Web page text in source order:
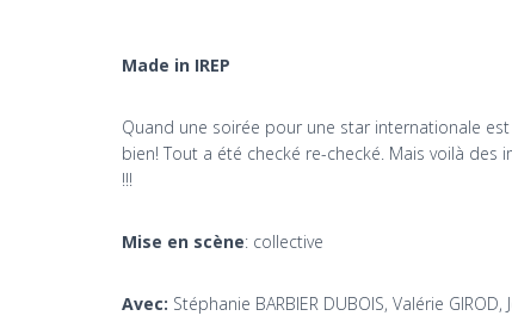
Made in IREP
Quand une soirée pour une star internationale
bien! Tout a été checké re-checké. Mais voilà
!!!
Mise en scène: collective
Avec: Stéphanie BARBIER DUBOIS, Valérie